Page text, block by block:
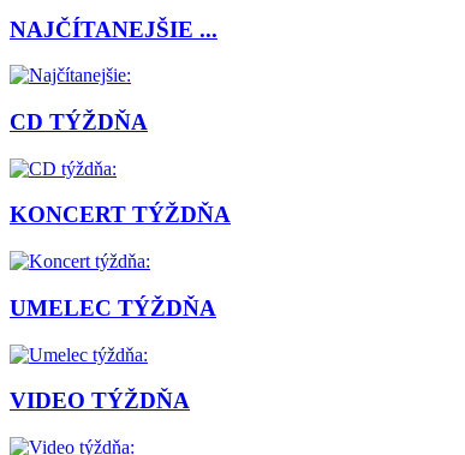
NAJČÍTANEJŠIE ...
CD TÝŽDŇA
KONCERT TÝŽDŇA
UMELEC TÝŽDŇA
VIDEO TÝŽDŇA